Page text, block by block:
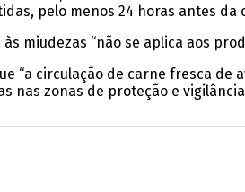
pelo menos 24 horas antes da
miudezas “não se aplica aos
“a circulação de carne fresca
nas zonas de proteção e